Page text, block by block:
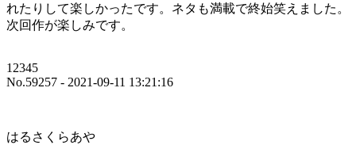
れたりして楽しかったです。ネタも満載で終始笑えました。
次回作が楽しみです。
12345
No.59257 - 2021-09-11 13:21:16
はるさくらあや